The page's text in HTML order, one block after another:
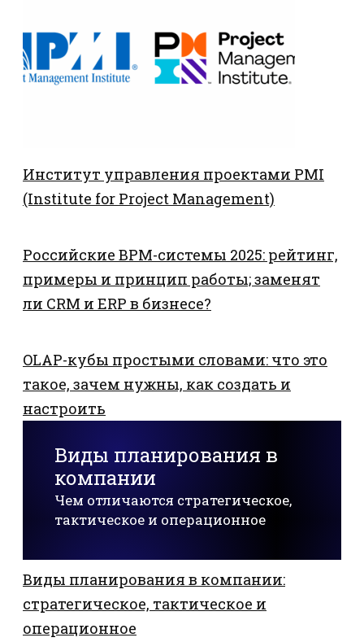
Институт управления проектами PMI
(Institute for Project Management)
Российские BPM-системы 2025: рейтинг,
примеры и принцип работы; заменят
ли CRM и ERP в бизнесе?
OLAP-кубы простыми словами: что это
такое, зачем нужны, как создать и
настроить
Виды планирования в
компании
Чем отличаются стратегическое,
тактическое и операционное
Виды планирования в компании:
стратегическое, тактическое и
операционное